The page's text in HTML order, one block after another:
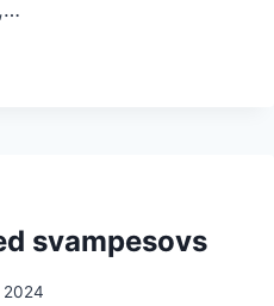
svampesovs
2024